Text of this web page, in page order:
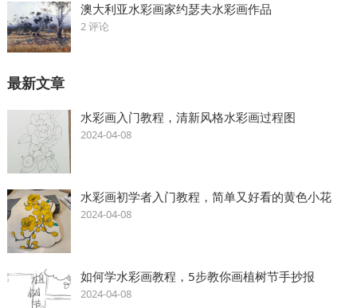
澳大利亚水彩画家约瑟夫水彩画作品
2 评论
最新文章
水彩画入门教程，清新风格水彩画过程图
2024-04-08
水彩画初学者入门教程，简单又好看的黄色小花
2024-04-08
如何学水彩画教程，5步教你画植树节手抄报
2024-04-08